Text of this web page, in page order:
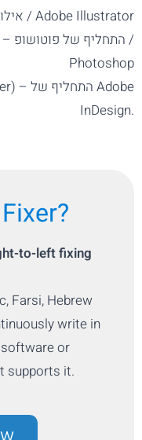
אילוסטרייטור / Adobe Illustrator
Photoshop
InDesign.
to-left fixing
Farsi, Hebrew
write in
or
supports it.